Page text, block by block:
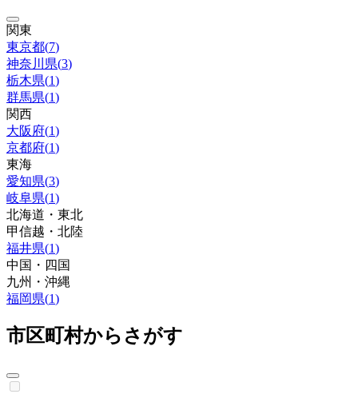
関東
東京都(7)
神奈川県(3)
栃木県(1)
群馬県(1)
関西
大阪府(1)
京都府(1)
東海
愛知県(3)
岐阜県(1)
北海道・東北
甲信越・北陸
福井県(1)
中国・四国
九州・沖縄
福岡県(1)
市区町村からさがす